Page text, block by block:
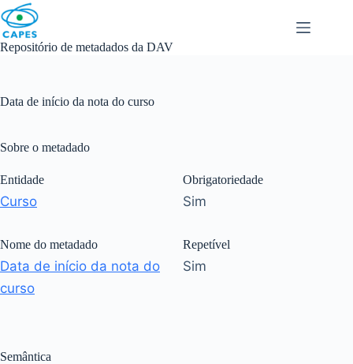
Skip
to
content
Repositório de metadados da DAV
Data de início da nota do curso
Sobre o metadado
Entidade
Curso
Nome do metadado
Data de início da nota do
curso
Obrigatoriedade
Sim
Repetível
Sim
Semântica